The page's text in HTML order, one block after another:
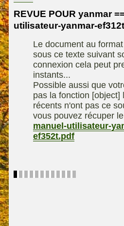
Information sur
contact
Robomow
chevalet
Remorque
REVUE POUR yanmar
utilisateur-yanmar-
Le document au
sous ce texte suivant
connexion cela peut
instants...
Possible aussi que
pas la fonction [object]
récents n'ont pas ce
vous pouvez récuper
manuel-utilisateur-
ef352t.pdf